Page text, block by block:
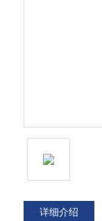
详细介绍